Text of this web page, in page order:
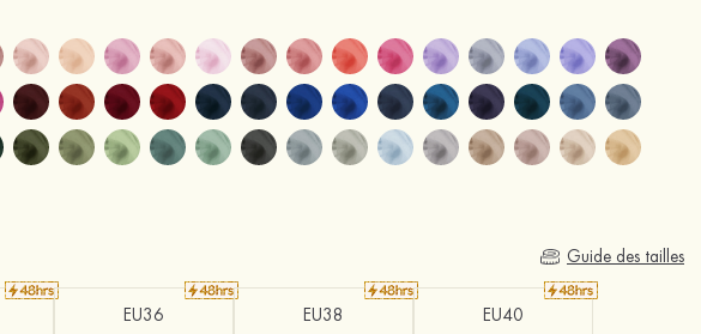
Guide des tailles
EU36 EU38 EU40